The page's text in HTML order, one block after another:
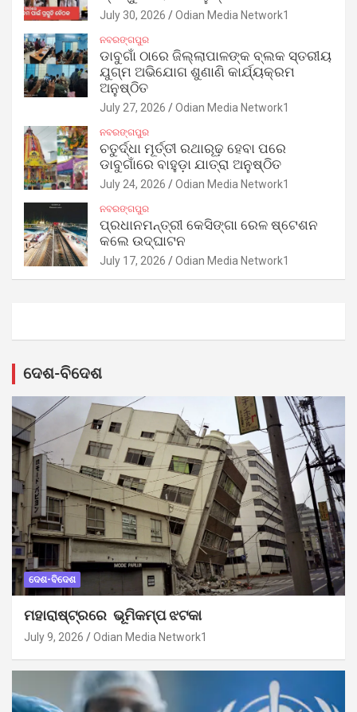
July 30, 2026 Odian Media Network1
ନବରଙ୍ଗପୁର
ଡାବୁଗାଁ ଠାରେ ଜିଲ୍ଲାପାଳଙ୍କ ବ୍ଲକ ସ୍ତରୀୟ
ଯୁଗ୍ମ ଅଭିଯୋଗ ଶୁଣାଣି କାର୍ଯ୍ୟକ୍ରମ
ଅନୁଷ୍ଠିତ
July 27, 2026 Odian Media Network1
ନବରଙ୍ଗପୁର
ଚତୁର୍ଦ୍ଧା ମୂର୍ତ୍ତୀ ରଥାରୂଢ଼ ହେବା ପରେ
ଡାବୁଗାଁରେ ବାହୁଡ଼ା ଯାତ୍ରା ଅନୁଷ୍ଠିତ
July 24, 2026 Odian Media Network1
ନବରଙ୍ଗପୁର
ପ୍ରଧାନମନ୍ତ୍ରୀ କେସିଙ୍ଗା ରେଳ ଷ୍ଟେଶନ
କଲେ ଉଦ୍‌ଘାଟନ
July 17, 2026 Odian Media Network1
ଦେଶ-ବିଦେଶ
ଦେଶ-ବିଦେଶ
ମହାରାଷ୍ଟ୍ରରେ ଭୂମିକମ୍ପ ଝଟକା
July 9, 2026 Odian Media Network1